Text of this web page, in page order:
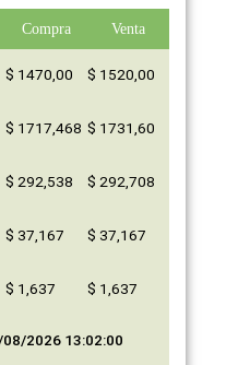
Compra Venta
$ 1470,00 $ 1520,00
$ 1717,468 $ 1731,60
$ 292,538 $ 292,708
$ 37,167 $ 37,167
$ 1,637 $ 1,637
2026 13:02:00